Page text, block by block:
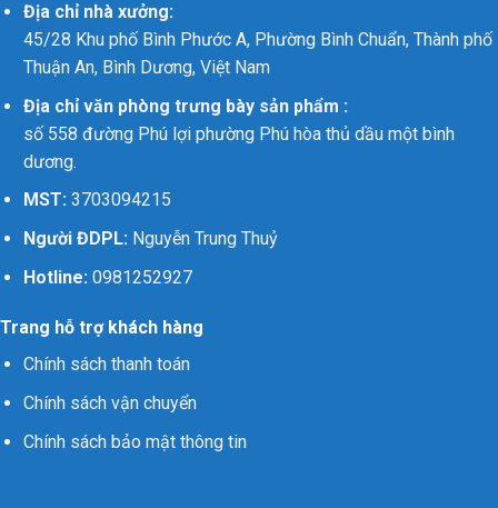
Địa chỉ nhà xưởng:
45/28 Khu phố Bình Phước A, Phường Bình Chuẩn, Thành phố
Thuận An, Bình Dương, Việt Nam
Địa chỉ văn phòng trưng bày sản phẩm :
số 558 đường Phú lợi phường Phú hòa thủ dầu một bình
dương.
MST:3703094215
Người ĐDPL:Nguyễn Trung Thuỷ
Hotline: 0981252927
Trang hỗ trợ khách hàng
Chính sách thanh toán
Chính sách vận chuyển
Chính sách bảo mật thông tin